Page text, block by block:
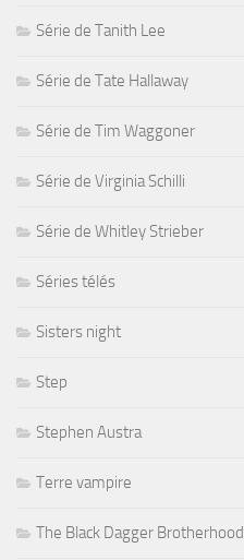
Série de Tanith Lee
Série de Tate Hallaway
Série de Tim Waggoner
Série de Virginia Schilli
Série de Whitley Strieber
Séries télés
Sisters night
Step
Stephen Austra
Terre vampire
The Black Dagger Brotherhood